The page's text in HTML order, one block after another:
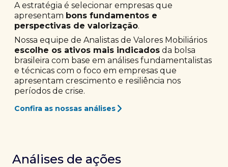
A estratégia é selecionar empresas que
apresentam bons fundamentos e
perspectivas de valorização.
Nossa equipe de Analistas de Valores Mobiliários
escolhe os ativos mais indicados da bolsa
brasileira com base em análises fundamentalistas
e técnicas com o foco em empresas que
apresentam crescimento e resiliência nos
períodos de crise.
Confira as nossas análises
Análises de ações